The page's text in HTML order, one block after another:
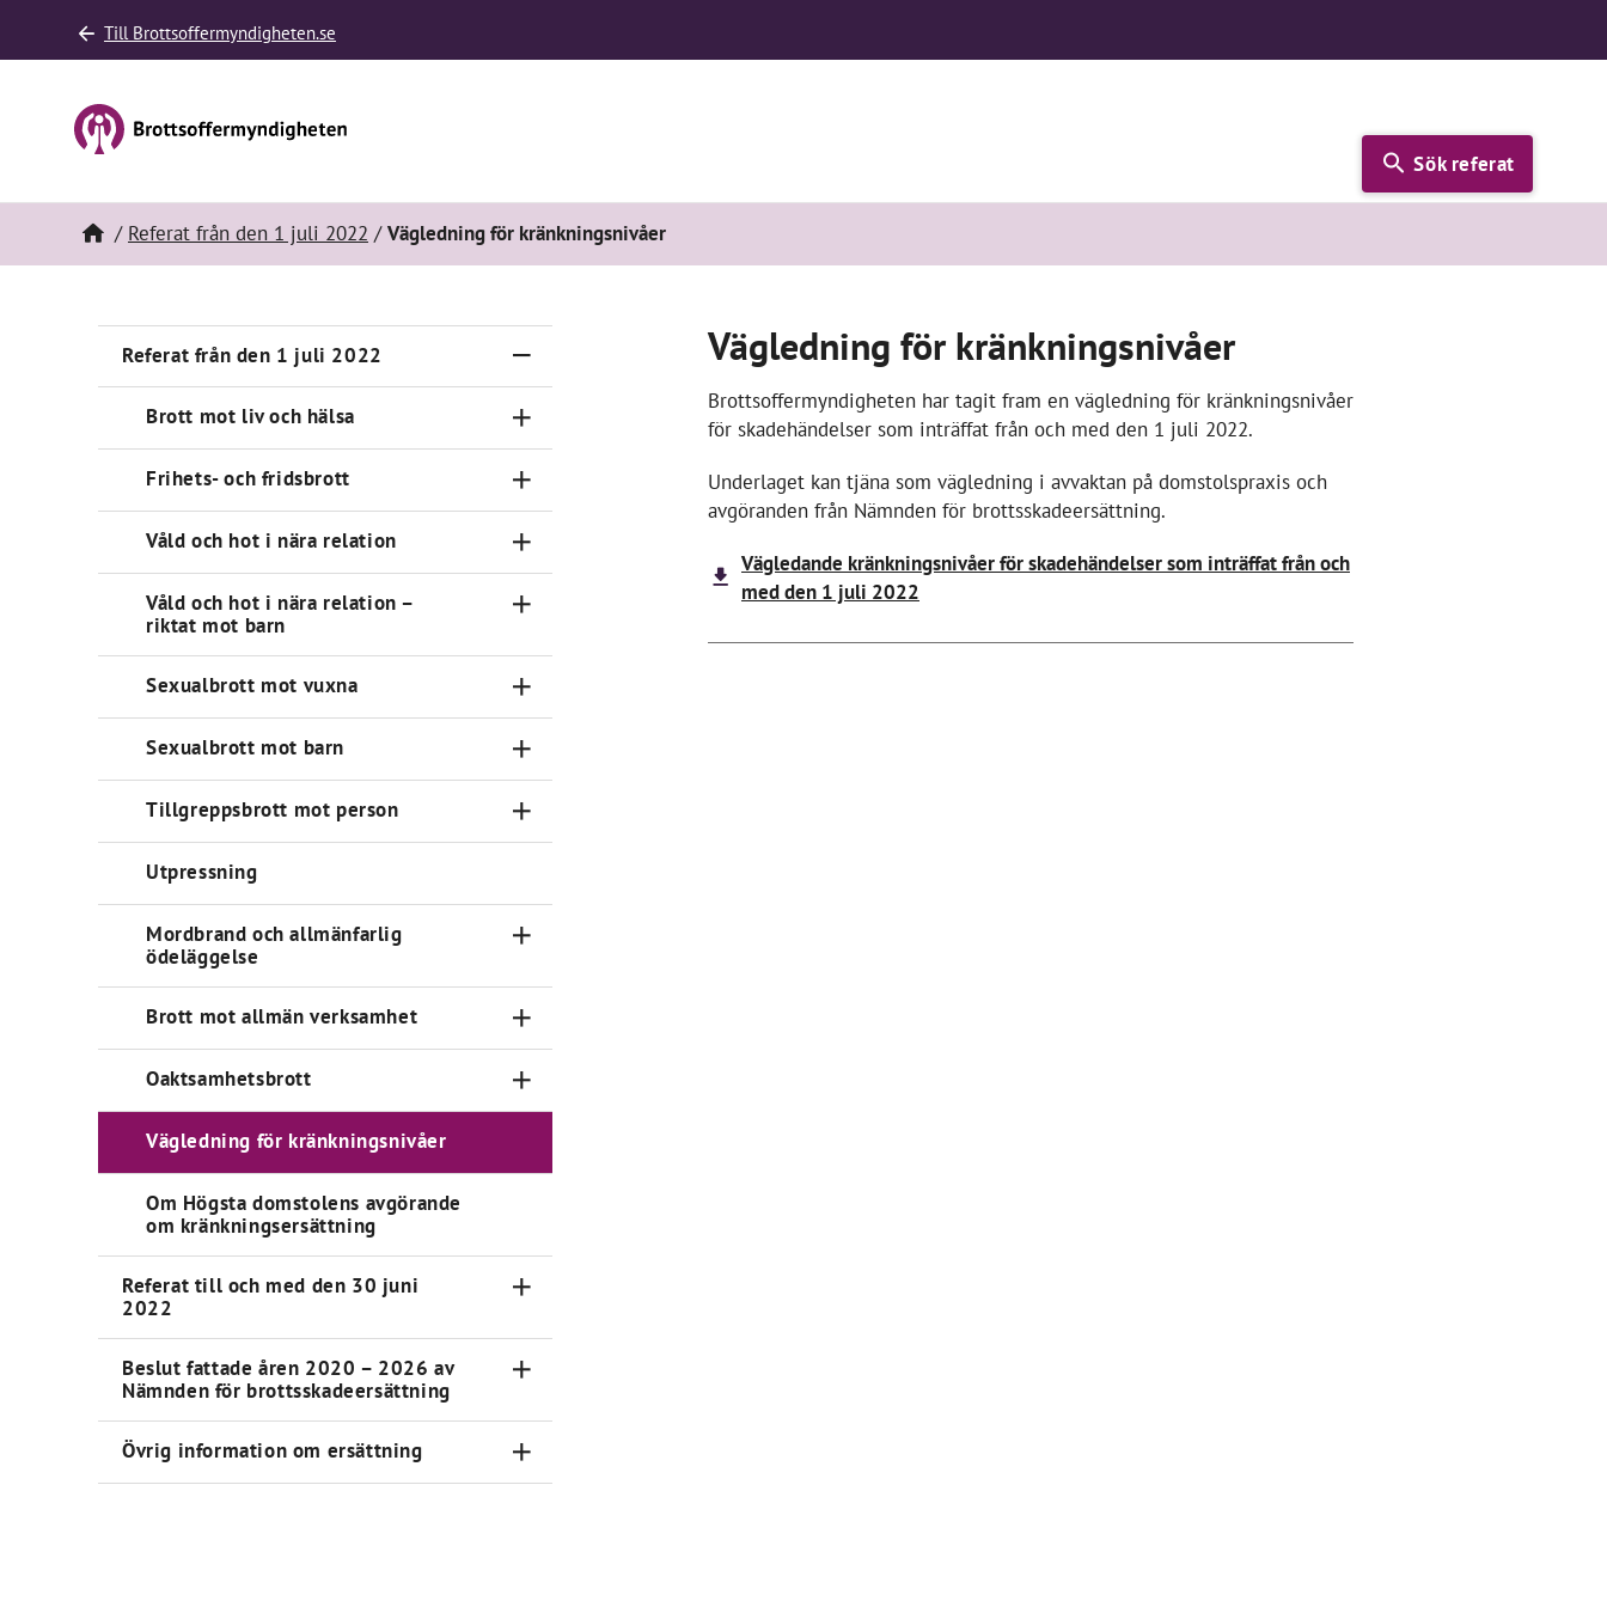
Till Brottsoffermyndigheten.se
Sök referat
Referat från den 1 juli 2022 Vägledning för kränkningsnivåer
Vägledning för kränkningsnivåer
Brottsoffermyndigheten har tagit fram en vägledning för kränkningsnivåer
för skadehändelser som inträffat från och med den 1 juli 2022.
Underlaget kan tjäna som vägledning i avvaktan på domstolspraxis och
avgöranden från Nämnden för brottsskadeersättning.
Vägledande kränkningsnivåer för skadehändelser som inträffat från och
med den 1 juli 2022
Referat från den 1 juli 2022
Brott mot liv och hälsa
Frihets- och fridsbrott
Våld och hot i nära relation
Våld och hot i nära relation –
riktat mot barn
Sexualbrott mot vuxna
Sexualbrott mot barn
Tillgreppsbrott mot person
Utpressning
Mordbrand och allmänfarlig
ödeläggelse
Brott mot allmän verksamhet
Oaktsamhetsbrott
Vägledning för kränkningsnivåer
Om Högsta domstolens avgörande
om kränkningsersättning
Referat till och med den 30 juni
2022
Beslut fattade åren 2020 – 2026 av
Nämnden för brottsskadeersättning
Övrig information om ersättning